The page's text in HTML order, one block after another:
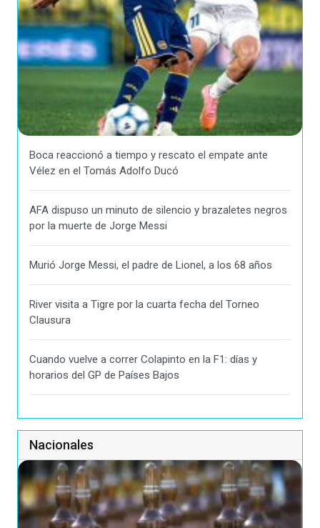
Boca reaccionó a tiempo y rescato el empate ante
Vélez en el Tomás Adolfo Ducó
AFA dispuso un minuto de silencio y brazaletes negros
por la muerte de Jorge Messi
Murió Jorge Messi, el padre de Lionel, a los 68 años
River visita a Tigre por la cuarta fecha del Torneo
Clausura
Cuando vuelve a correr Colapinto en la F1: días y
horarios del GP de Países Bajos
Nacionales